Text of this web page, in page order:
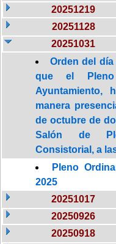
20251219
20251128
20251031
Orden del
que el
Ayuntamiento,
manera
de octubre de
Salón de
Consistorial, a
Pleno
2025
20251017
20250926
20250918